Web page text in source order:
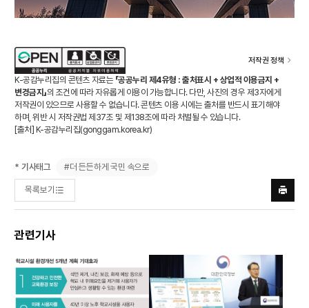
저작권 정책
K-공감누리집의 콘텐츠 자료는 「공공누리 제4유형 : 출처표시 + 상업적 이용금지 +
변경금지」의 조건에 따라 자유롭게 이용이 가능합니다. 다만, 사진의 경우 제3자에게
저작권이 있으므로 사용할 수 없습니다. 콘텐츠 이용 시에는 출처를 반드시 표기해야
하며, 위반 시 저작권법 제37조 및 제138조에 따라 처벌될 수 있습니다.
[출처] K-공감누리집(gonggam.korea.kr)
* 기사태그 #더 든든하게 국민 속으로
목록보기
프린트
하기
관련기사